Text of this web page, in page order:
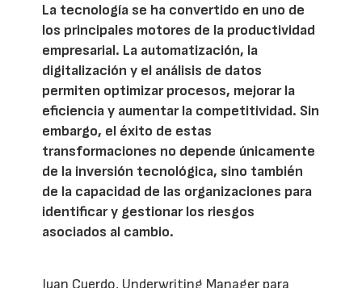
La tecnología se ha convertido en uno de
los principales motores de la productividad
empresarial. La automatización, la
digitalización y el análisis de datos
permiten optimizar procesos, mejorar la
eficiencia y aumentar la competitividad. Sin
embargo, el éxito de estas
transformaciones no depende únicamente
de la inversión tecnológica, sino también
de la capacidad de las organizaciones para
identificar y gestionar los riesgos
asociados al cambio.
Juan Cuerdo, Underwriting Manager para